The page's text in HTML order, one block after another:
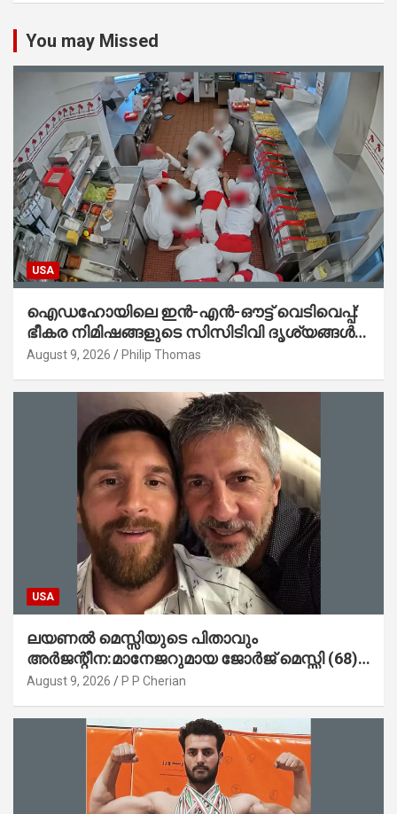
You may Missed
USA
ഐഡഹോയിലെ ഇൻ-എൻ-ഔട്ട് വെടിവെപ്പ്:
ഭീകര നിമിഷങ്ങളുടെ സിസിടിവി ദൃശ്യങ്ങൾ
പുറത്ത്; ആക്രമണത്തിന് പിന്നിലെ കാരണം
August 9, 2026 Philip Thomas
USA
ലയണൽ മെസ്സിയുടെ പിതാവും
അർജന്റീന:മാനേജറുമായ ജോർജ് മെസ്സി (68)
അന്തരിച്ചു
August 9, 2026 P P Cherian